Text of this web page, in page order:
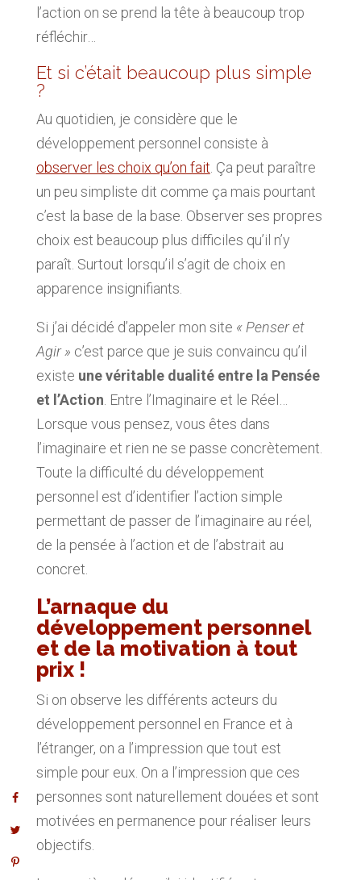
l’action on se prend la tête à beaucoup trop
réfléchir…
Et si c’était beaucoup plus simple
?
Au quotidien, je considère que le
développement personnel consiste à
observer les choix qu’on fait. Ça peut paraître
un peu simpliste dit comme ça mais pourtant
c’est la base de la base. Observer ses propres
choix est beaucoup plus difficiles qu’il n’y
paraît. Surtout lorsqu’il s’agit de choix en
apparence insignifiants.
Si j’ai décidé d’appeler mon site « Penser et
Agir » c’est parce que je suis convaincu qu’il
existe une véritable dualité entre la Pensée
et l’Action. Entre l’Imaginaire et le Réel…
Lorsque vous pensez, vous êtes dans
l’imaginaire et rien ne se passe concrètement.
Toute la difficulté du développement
personnel est d’identifier l’action simple
permettant de passer de l’imaginaire au réel,
de la pensée à l’action et de l’abstrait au
concret.
L’arnaque du
développement personnel
et de la motivation à tout
prix !
Si on observe les différents acteurs du
développement personnel en France et à
l’étranger, on a l’impression que tout est
simple pour eux. On a l’impression que ces
personnes sont naturellement douées et sont
motivées en permanence pour réaliser leurs
objectifs.